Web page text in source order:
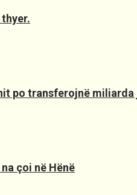
po transferojnë
çoi në Hënë